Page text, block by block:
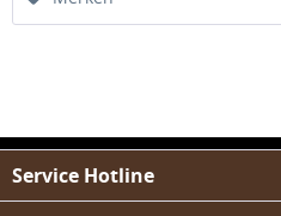
Service Hotline